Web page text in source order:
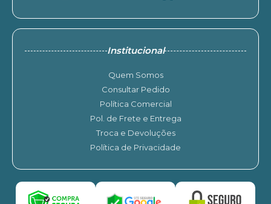
Institucional
Quem Somos
Consultar Pedido
Política Comercial
Pol. de Frete e Entrega
Troca e Devoluções
Política de Privacidade